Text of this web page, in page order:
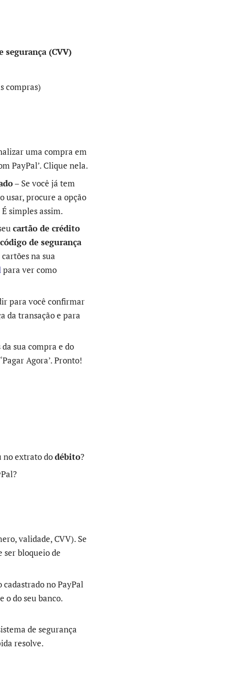
segurança (CVV)
compras)
uma compra em
PayPal’. Clique nela.
– Se você já tem
usar, procure a opção
É simples assim.
cartão de crédito
código de segurança
na sua
para ver como
para você confirmar
da transação e para
sua compra e do
Agora’. Pronto!
no extrato dodébito?
validade, CVV). Se
ser bloqueio de
no PayPal
o do seu banco.
de segurança
resolve.